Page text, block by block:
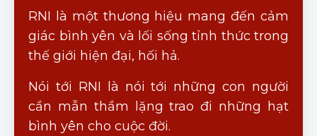
RNI là một thương hiệu mang đến cảm
giác bình yên và lối sống tỉnh thức trong
thế giới hiện đại, hối hả.
Nói tới RNI là nói tới những con người
cần mẫn thầm lặng trao đi những hạt
bình yên cho cuộc đời.